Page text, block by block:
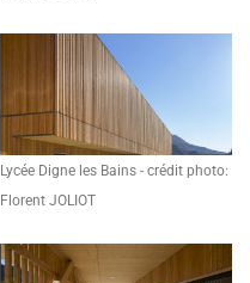
Lycée Digne les Bains - crédit photo:
Florent JOLIOT